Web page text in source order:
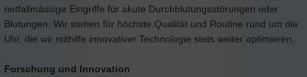
notfallmässige Eingriffe für akute Durchblutungsstörungen oder
Blutungen. Wir stehen für höchste Qualität und Routine rund um die
Uhr, die wir mithilfe innovativer Technologie stets weiter optimieren.
Forschung und Innovation